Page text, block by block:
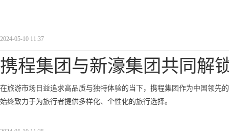
2024-05-10 11:37
携程集团与新濠集团共同解
在旅游市场日益追求高品质与独特体验的当下，携程集团作为中国领先
始终致力于为旅行者提供多样化、个性化的旅行选择。